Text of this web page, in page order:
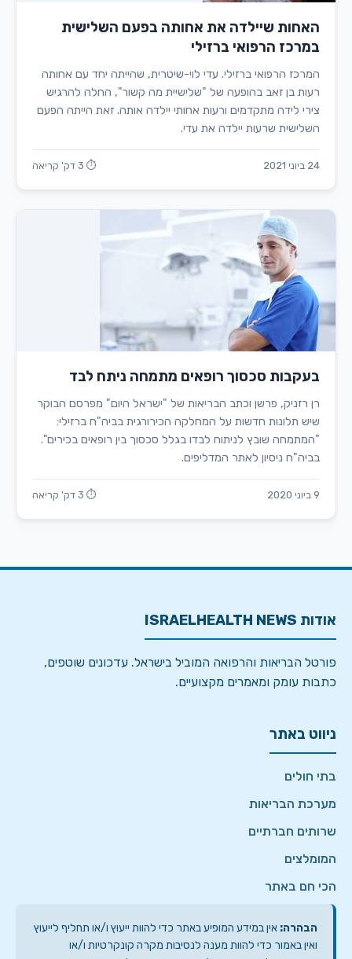
האחות שיילדה את אחותה בפעם השלישית
במרכז הרפואי ברזילי
המרכז הרפואי ברזילי. עדי לוי-שיטרית, שהייתה יחד עם אחותה
רעות בן זאב בהופעה של "שלישיית מה קשור", החלה להרגיש
צירי לידה מתקדמים ורעות אחותי יילדה אותה. זאת הייתה הפעם
השלישית שרעות יילדה את עדי.
24 ביוני 2021 ⏱ 3 דק' קריאה
בעקבות סכסוך רופאים מתמחה ניתח לבד
רן רזניק, פרשן וכתב הבריאות של "ישראל היום" מפרסם הבוקר
שיש תלונות חדשות על המחלקה הכירורגית בביה"ח ברזילי:
"המתמחה שובץ לניתוח לבדו בגלל סכסוך בין רופאים בכירים".
בביה"ח ניסיון לאתר המדליפים.
9 ביוני 2020 ⏱ 3 דק' קריאה
אודות ISRAELHEALTH NEWS
פורטל הבריאות והרפואה המוביל בישראל. עדכונים שוטפים,
כתבות עומק ומאמרים מקצועיים.
ניווט באתר
בתי חולים
מערכת הבריאות
שרותים חברתיים
המומלצים
הכי חם באתר
הבהרה: אין במידע המופיע באתר כדי להוות ייעוץ ו/או תחליף לייעוץ
ואין באמור כדי להוות מענה לנסיבות מקרה קונקרטיות ו/או